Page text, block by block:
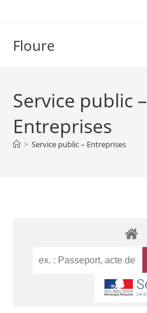
Floure
Service public –
Entreprises
> Service public – Entreprises